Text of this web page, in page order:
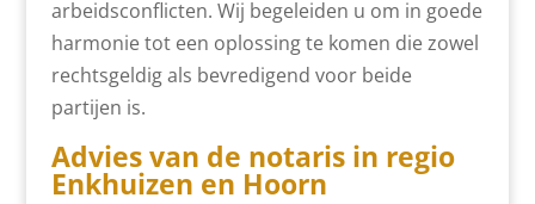
arbeidsconflicten. Wij begeleiden u om in goede
harmonie tot een oplossing te komen die zowel
rechtsgeldig als bevredigend voor beide
partijen is.
Advies van de notaris in regio
Enkhuizen en Hoorn